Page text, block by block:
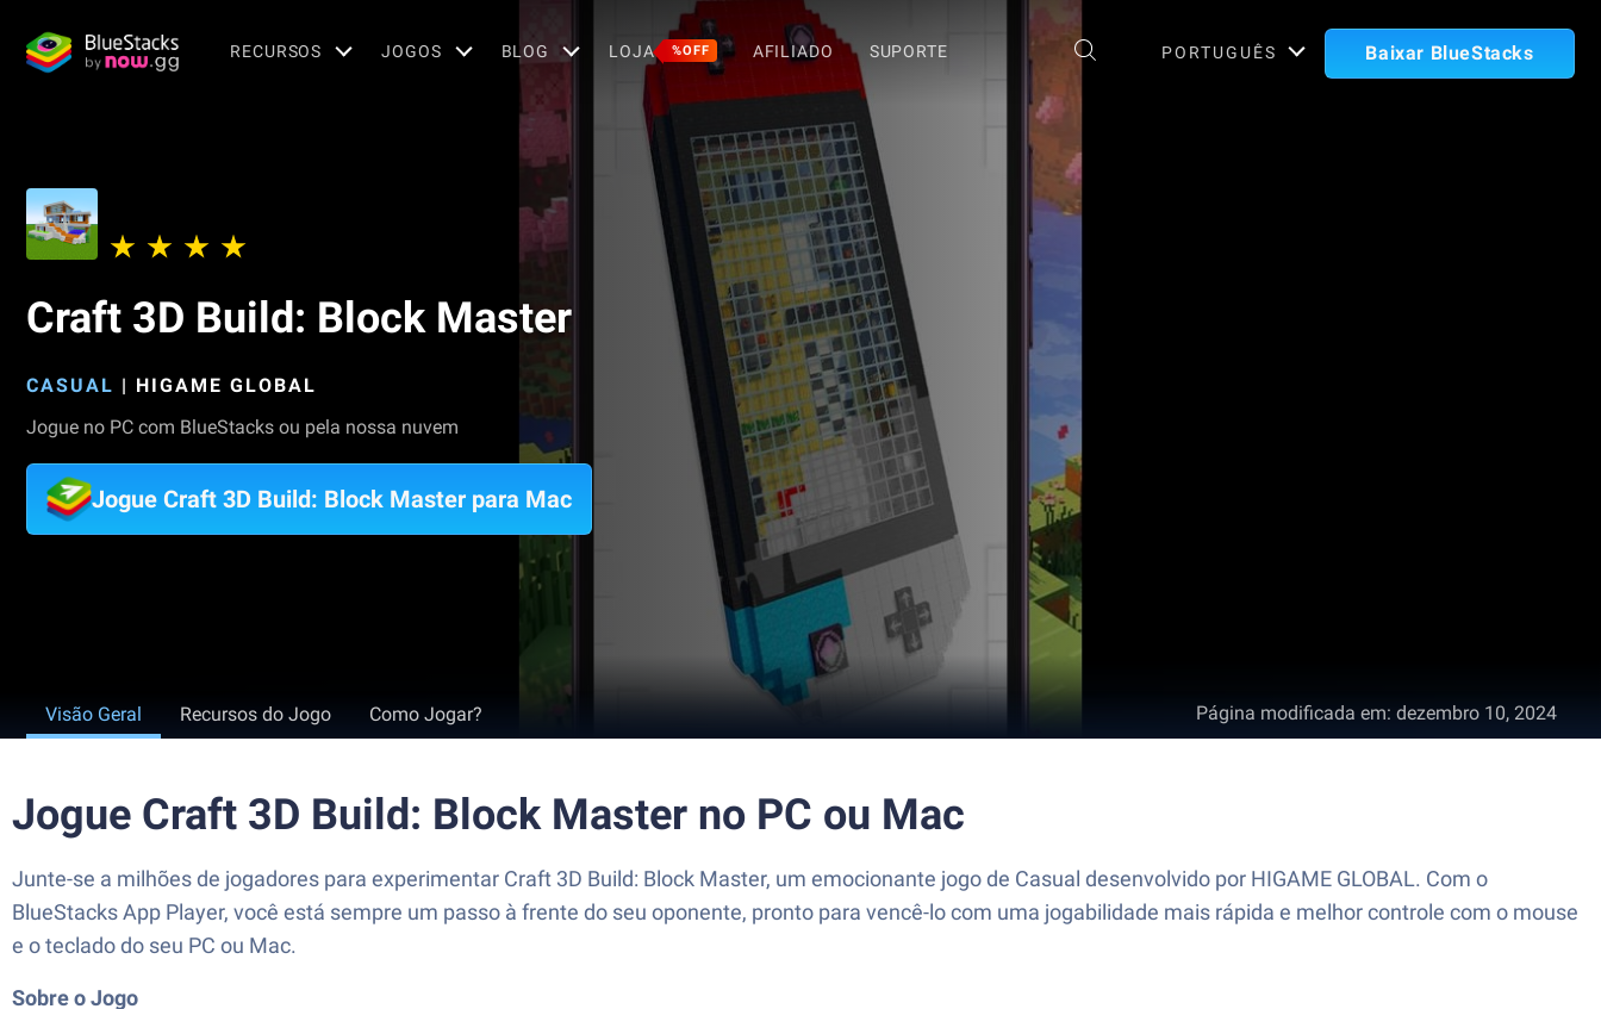
RECURSOS JOGOS BLOG LOJA %OFF AFILIADO SUPORTE PORTUGUÊS Baixar BlueStacks
Craft 3D Build: Block Master
CASUAL | HIGAME GLOBAL
Jogue no PC com BlueStacks ou pela nossa nuvem
Jogue Craft 3D Build: Block Master para Mac
Visão Geral Recursos do Jogo Como Jogar? Página modificada em: dezembro 10, 2024
Jogue Craft 3D Build: Block Master no PC ou Mac
Junte-se a milhões de jogadores para experimentar Craft 3D Build: Block Master, um emocionante jogo de Casual desenvolvido por HIGAME GLOBAL. Com o
BlueStacks App Player, você está sempre um passo à frente do seu oponente, pronto para vencê-lo com uma jogabilidade mais rápida e melhor controle com o mouse
e o teclado do seu PC ou Mac.
Sobre o Jogo